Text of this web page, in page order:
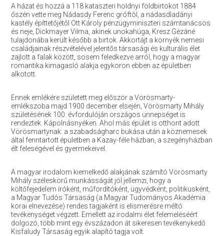
A házat és hozzá a 118 kataszteri holdnyi földbirtokot 1884
őszén vette meg Nádasdy Ferenc gróftól, a nádasdladányi
kastély építtetőjétől Ott Károly pénzügyminiszteri számtanácsos
és neje, Dickmayer Vilma, akinek unokahúga, Kresz Gézáné
tulajdonába került később a birtok. Akkortájt a környék nemesi
családjainak részvételével jelentős társasági és kulturális élet
zajlott a falak között, sosem feledkezve arról, hogy a magyar
romantika kimagasló alakja egykoron ebben az épületben
alkotott.
Ennek emlékére született meg először a Vörösmarty-
emlékszoba majd 1900 december elsején, Vörösmarty Mihály
születésének 100. évfordulóján országos ünnepséget is
rendeztek. Kápolnásnyéken. Ahol más épület is otthont adott
Vörösmartynak: a szabadságharc bukása után a köznemesek
által fenntartott épületben a Kazay-féle házban, a szegényházban
élt feleségével és gyermekeivel.
A magyar irodalom kiemelkedő alakjának számító Vörösmarty
Mihály széleskörű munkásságát jól jellemzi, hogy a
költőfejedelem íróként, műfordítóként, ügyvédként, politikusként,
a Magyar Tudós Társaság (a Magyar Tudományos Akadémia
korai elnevezése) rendes tagjaként is elismerésre méltó
tevékenységet végzett. Emellett az irodalmi élet felemeléséért
dolgozó, több mint egy évszázadon át sikeresen tevékenykedő
Kisfaludy Társaság egyik alapító tagja volt.